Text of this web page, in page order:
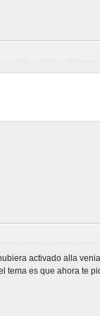
activado alla
tema es que ahora te